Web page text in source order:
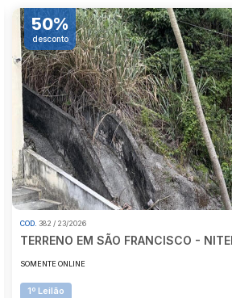
Terreno
Judiciais Extrajudiciais
Faixa de valor
R$ até R$
50%
desconto
366 / 7/2026
P/LAPA - CENTRO - RJ.
ONLINE
1º Leilão